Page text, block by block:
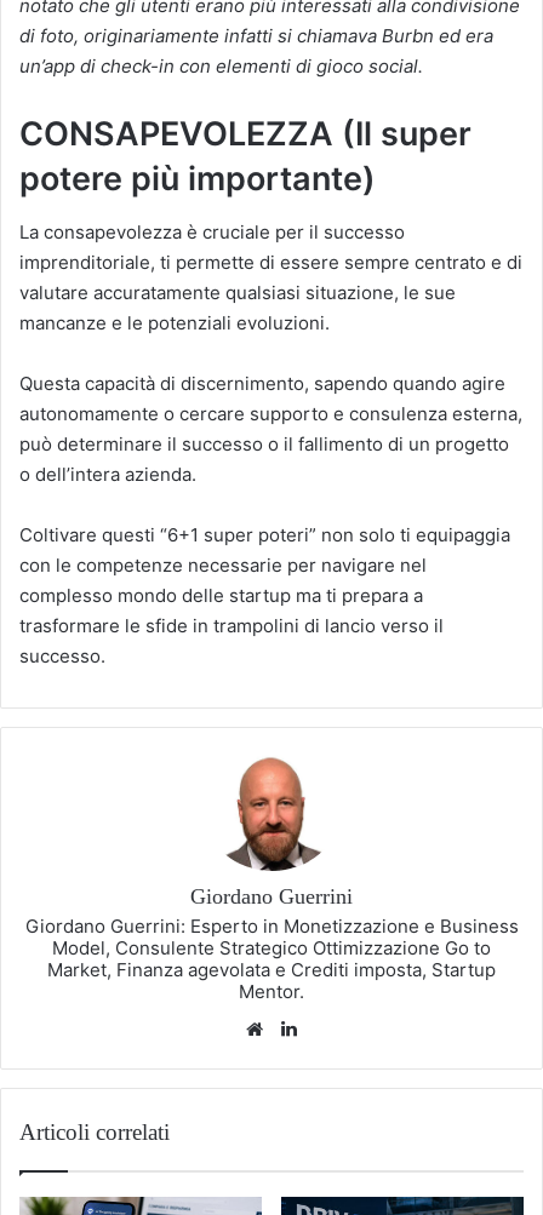
notato che gli utenti erano più interessati alla condivisione
di foto, originariamente infatti si chiamava Burbn ed era
un’app di check-in con elementi di gioco social.
CONSAPEVOLEZZA (Il super
potere più importante)
La consapevolezza è cruciale per il successo
imprenditoriale, ti permette di essere sempre centrato e di
valutare accuratamente qualsiasi situazione, le sue
mancanze e le potenziali evoluzioni.
Questa capacità di discernimento, sapendo quando agire
autonomamente o cercare supporto e consulenza esterna,
può determinare il successo o il fallimento di un progetto
o dell’intera azienda.
Coltivare questi “6+1 super poteri” non solo ti equipaggia
con le competenze necessarie per navigare nel
complesso mondo delle startup ma ti prepara a
trasformare le sfide in trampolini di lancio verso il
successo.
Giordano Guerrini
Giordano Guerrini: Esperto in Monetizzazione e Business
Model, Consulente Strategico Ottimizzazione Go to
Market, Finanza agevolata e Crediti imposta, Startup
Mentor.
Website
Articoli correlati